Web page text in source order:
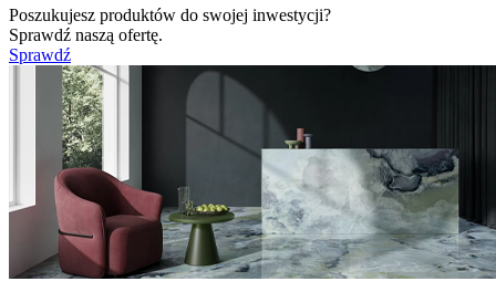
Poszukujesz produktów do swojej inwestycji?
Sprawdź naszą ofertę.
Sprawdź